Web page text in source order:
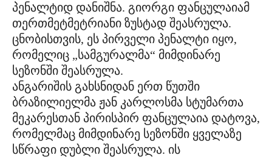
პენალტიდ დანიშნა. გიორგი ფანცულაიამ
თერთმეტმეტრიანი ზუსტად შეასრულა.
ცნობისთვის, ეს პირველი პენალტი იყო,
რომელიც „სამგურალმა“ მიმდინარე
სეზონში შეასრულა.
ანგარიშის გახსნიდან ერთ წუთში
ბრაზილიელმა ჟან კარლოსმა სტუმართა
მეკარესთან პირისპირ ფანცულაია დატოვა,
რომელმაც მიმდინარე სეზონში ყველაზე
სწრაფი დუბლი შეასრულა. ის